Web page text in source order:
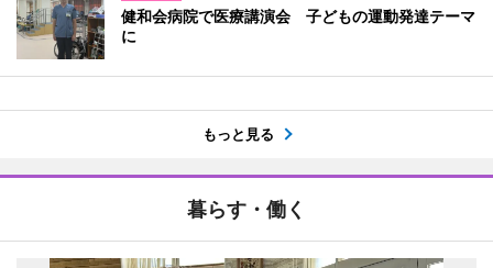
健和会病院で医療講演会 子どもの運動発達テーマ
に
もっと見る
暮らす・働く